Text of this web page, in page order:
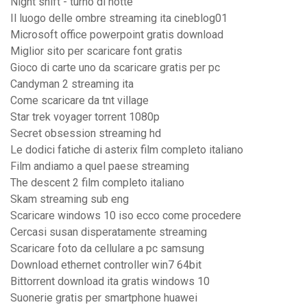
Il luogo delle ombre streaming ita cineblog01
Microsoft office powerpoint gratis download
Miglior sito per scaricare font gratis
Gioco di carte uno da scaricare gratis per pc
Candyman 2 streaming ita
Come scaricare da tnt village
Star trek voyager torrent 1080p
Secret obsession streaming hd
Le dodici fatiche di asterix film completo italiano
Film andiamo a quel paese streaming
The descent 2 film completo italiano
Skam streaming sub eng
Scaricare windows 10 iso ecco come procedere
Cercasi susan disperatamente streaming
Scaricare foto da cellulare a pc samsung
Download ethernet controller win7 64bit
Bittorrent download ita gratis windows 10
Suonerie gratis per smartphone huawei